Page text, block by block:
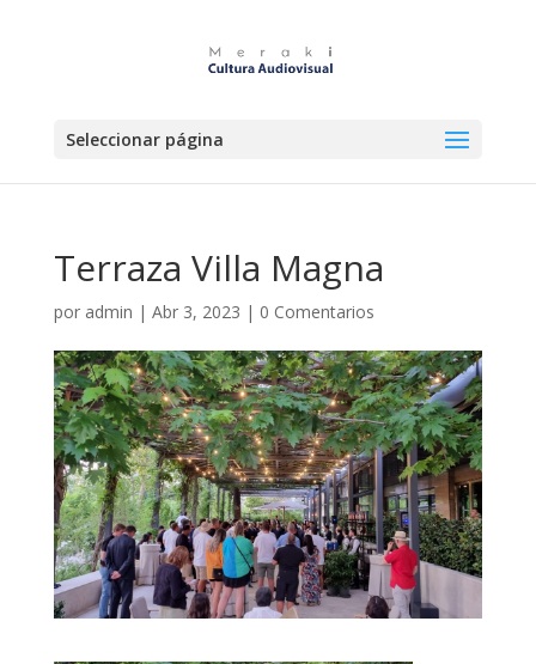
Seleccionar página
Terraza Villa Magna
por admin | Abr 3, 2023 | 0 Comentarios